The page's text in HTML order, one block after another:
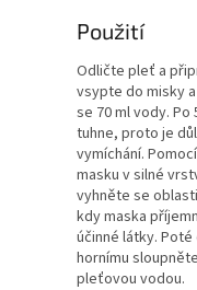
Použití
Odličte pleť a
vsypte do misky
se 70 ml vody.
tuhne, proto je
vymíchání.
masku v silné
vyhněte se
kdy maska
účinné látky.
hornímu
pleťovou vodou.